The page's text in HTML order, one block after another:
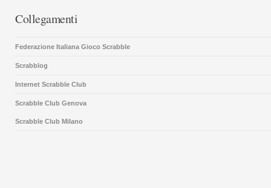
Collegamenti
Federazione Italiana Gioco Scrabble
Scrabblog
Internet Scrabble Club
Scrabble Club Genova
Scrabble Club Milano